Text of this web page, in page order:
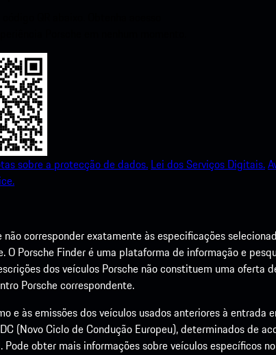
sobre a protecção de dados. Lei dos Serviços Digitais.
corresponder exatamente às especificações
O Porsche Finder é uma plataforma de informação e
dos veículos Porsche não constituem uma
Porsche correspondente.
e às emissões dos veículos usados anteriores à
(Novo Ciclo de Condução Europeu), determinados
obter mais informações sobre veículos específicos